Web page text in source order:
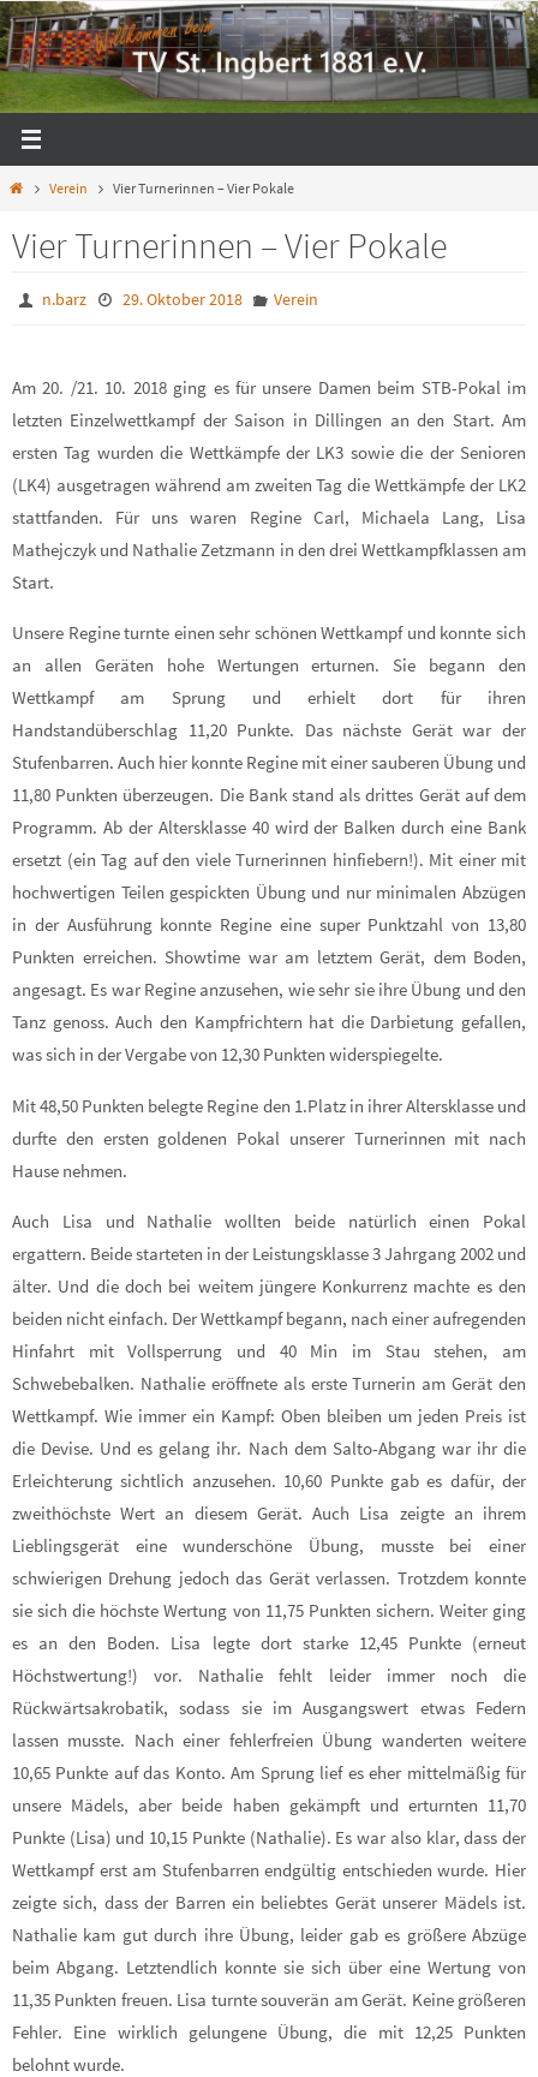
Zum
Inhalt
springen
StartVerein Vier Turnerinnen – Vier Pokale
Vier Turnerinnen – Vier Pokale
n.barz 29. Oktober 2018 Verein
Am 20. /21. 10. 2018 ging es für unsere Damen beim STB-Pokal im
letzten Einzelwettkampf der Saison in Dillingen an den Start. Am
ersten Tag wurden die Wettkämpfe der LK3 sowie die der Senioren
(LK4) ausgetragen während am zweiten Tag die Wettkämpfe der LK2
stattfanden. Für uns waren Regine Carl, Michaela Lang, Lisa
Mathejczyk und Nathalie Zetzmann in den drei Wettkampfklassen am
Start.
Unsere Regine turnte einen sehr schönen Wettkampf und konnte sich
an allen Geräten hohe Wertungen erturnen. Sie begann den
Wettkampf am Sprung und erhielt dort für ihren
Handstandüberschlag 11,20 Punkte. Das nächste Gerät war der
Stufenbarren. Auch hier konnte Regine mit einer sauberen Übung und
11,80 Punkten überzeugen. Die Bank stand als drittes Gerät auf dem
Programm. Ab der Altersklasse 40 wird der Balken durch eine Bank
ersetzt (ein Tag auf den viele Turnerinnen hinfiebern!). Mit einer mit
hochwertigen Teilen gespickten Übung und nur minimalen Abzügen
in der Ausführung konnte Regine eine super Punktzahl von 13,80
Punkten erreichen. Showtime war am letztem Gerät, dem Boden,
angesagt. Es war Regine anzusehen, wie sehr sie ihre Übung und den
Tanz genoss. Auch den Kampfrichtern hat die Darbietung gefallen,
was sich in der Vergabe von 12,30 Punkten widerspiegelte.
Mit 48,50 Punkten belegte Regine den 1.Platz in ihrer Altersklasse und
durfte den ersten goldenen Pokal unserer Turnerinnen mit nach
Hause nehmen.
Auch Lisa und Nathalie wollten beide natürlich einen Pokal
ergattern. Beide starteten in der Leistungsklasse 3 Jahrgang 2002 und
älter. Und die doch bei weitem jüngere Konkurrenz machte es den
beiden nicht einfach. Der Wettkampf begann, nach einer aufregenden
Hinfahrt mit Vollsperrung und 40 Min im Stau stehen, am
Schwebebalken. Nathalie eröffnete als erste Turnerin am Gerät den
Wettkampf. Wie immer ein Kampf: Oben bleiben um jeden Preis ist
die Devise. Und es gelang ihr. Nach dem Salto-Abgang war ihr die
Erleichterung sichtlich anzusehen. 10,60 Punkte gab es dafür, der
zweithöchste Wert an diesem Gerät. Auch Lisa zeigte an ihrem
Lieblingsgerät eine wunderschöne Übung, musste bei einer
schwierigen Drehung jedoch das Gerät verlassen. Trotzdem konnte
sie sich die höchste Wertung von 11,75 Punkten sichern. Weiter ging
es an den Boden. Lisa legte dort starke 12,45 Punkte (erneut
Höchstwertung!) vor. Nathalie fehlt leider immer noch die
Rückwärtsakrobatik, sodass sie im Ausgangswert etwas Federn
lassen musste. Nach einer fehlerfreien Übung wanderten weitere
10,65 Punkte auf das Konto. Am Sprung lief es eher mittelmäßig für
unsere Mädels, aber beide haben gekämpft und erturnten 11,70
Punkte (Lisa) und 10,15 Punkte (Nathalie). Es war also klar, dass der
Wettkampf erst am Stufenbarren endgültig entschieden wurde. Hier
zeigte sich, dass der Barren ein beliebtes Gerät unserer Mädels ist.
Nathalie kam gut durch ihre Übung, leider gab es größere Abzüge
beim Abgang. Letztendlich konnte sie sich über eine Wertung von
11,35 Punkten freuen. Lisa turnte souverän am Gerät. Keine größeren
Fehler. Eine wirklich gelungene Übung, die mit 12,25 Punkten
belohnt wurde.